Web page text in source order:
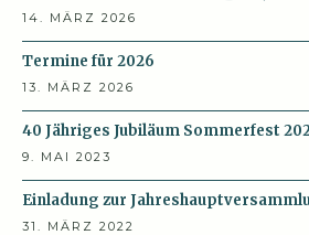
14. MÄRZ 2026
Termine für 2026
13. MÄRZ 2026
40 Jähriges Jubiläum Sommerfest
9. MAI 2023
Einladung zur
31. MÄRZ 2022